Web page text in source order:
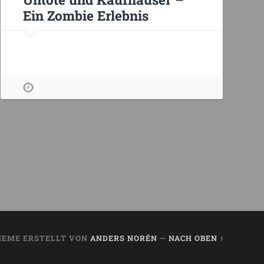
Ein Zombie Erlebnis
ERSTELLT VON ANDERS NORÉN — NACH OBEN ↑